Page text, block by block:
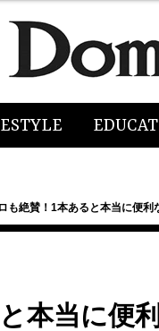
も絶賛！1本あると本当に便
本当に便